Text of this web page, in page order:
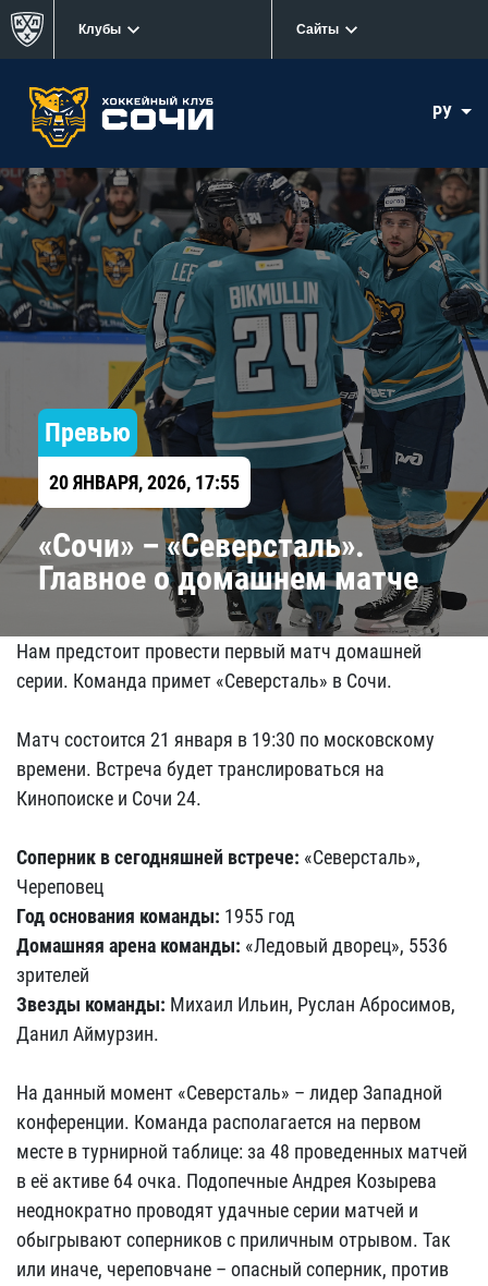
Клубы Сайты
РУ
Превью
20 ЯНВАРЯ, 2026, 17:55
«Сочи» – «Северсталь».
Главное о домашнем матче
Нам предстоит провести первый матч домашней
серии. Команда примет «Северсталь» в Сочи.
Матч состоится 21 января в 19:30 по московскому
времени. Встреча будет транслироваться на
Кинопоиске и Сочи 24.
Соперник в сегодняшней встрече: «Северсталь»,
Череповец
Год основания команды: 1955 год
Домашняя арена команды: «Ледовый дворец», 5536
зрителей
Звезды команды: Михаил Ильин, Руслан Абросимов,
Данил Аймурзин.
На данный момент «Северсталь» – лидер Западной
конференции. Команда располагается на первом
месте в турнирной таблице: за 48 проведенных матчей
в её активе 64 очка. Подопечные Андрея Козырева
неоднократно проводят удачные серии матчей и
обыгрывают соперников с приличным отрывом. Так
или иначе, череповчане – опасный соперник, против